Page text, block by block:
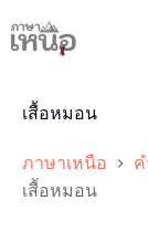
to
content
เสื้อหมอน
ภาษาเหนือ
เสื้อหมอน